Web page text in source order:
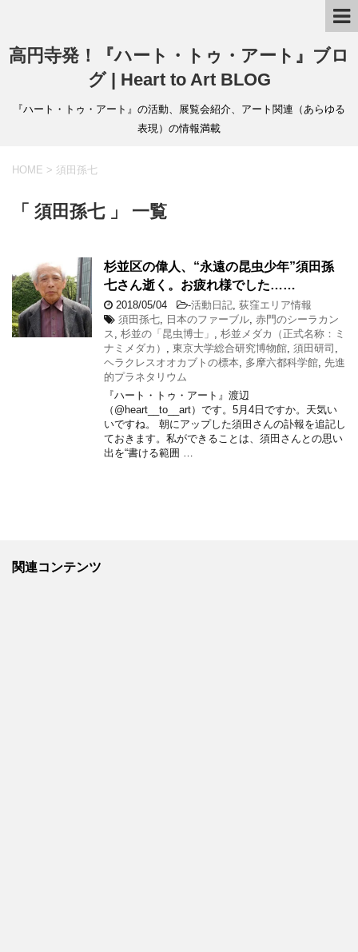
高円寺発！『ハート・トゥ・アート』ブロ
グ | Heart to Art BLOG
『ハート・トゥ・アート』の活動、展覧会紹介、アート関連（あらゆる
表現）の情報満載
HOME > 須田孫七
「 須田孫七 」 一覧
杉並区の偉人、“永遠の昆虫少年”須田孫
七さん逝く。お疲れ様でした……
2018/05/04 -活動日記 荻窪エリア情報
須田孫七
日本のファーブル 赤門のシーラカン
ス
杉並の「昆虫博士」
杉並メダカ（正式名称：ミ
ナミメダカ）
東京大学総合研究博物館 須田研司
ヘラクレスオオカブトの標本
多摩六都科学館 先進
的プラネタリウム
『ハート・トゥ・アート』渡辺
（@heart__to__art）です。5月4日ですか。天気い
いですね。 朝にアップした須田さんの訃報を追記し
ておきます。私ができることは、須田さんとの思い
出を“書ける範囲 …
関連コンテンツ